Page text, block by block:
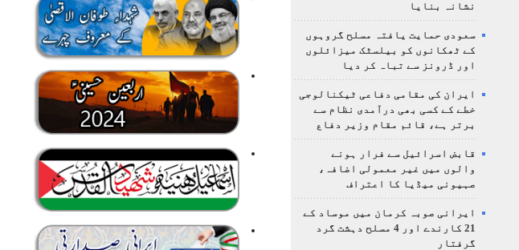
نشانہ بنایا
سعودی حمایت یافتہ مسلح گروہوں
کے ٹھکانوں کو بیلسٹک میزائلوں
اور ڈرونز سے تباہ کر دیا
ایران کی مقامی دفاعی ٹیکنالوجی
خطے کے کسی بھی درآمدی نظام سے
برتر ہے، قائم مقام وزیر دفاع
قابض اسرائیل سے فرار ہونے
والوں میں غیر معمولی اضافہ،
صہیونی میڈیا کا اعتراف
ایرانی صوبہ کرمان میں موساد کے
21 کارندے اور 4 مسلح دہشت گرد
گرفتار